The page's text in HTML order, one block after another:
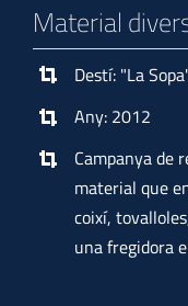
Material
Destí: "La
Any: 2012
Campanya de
material que
coixí,
una fregidora